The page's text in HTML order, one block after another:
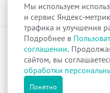
raduga-ural.ru ©
Группа компаний Радуга
Лицензия
Л042-00110-77/00263680
Разрешение№Р013-00110-66/
лекарственными препаратами от
Все права защищены
Мы используем
и сервис Яндекс-
трафика и улучшения
Подробнее в
соглашении.
сайтом, вы
обработки
Понятно